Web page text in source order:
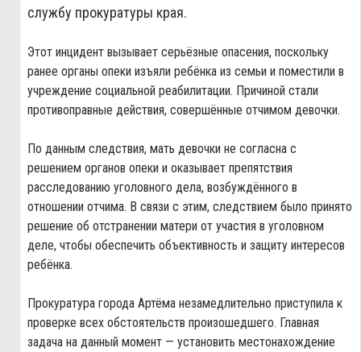
службу прокуратуры края.
Этот инцидент вызывает серьёзные опасения, поскольку
ранее органы опеки изъяли ребёнка из семьи и поместили в
учреждение социальной реабилитации. Причиной стали
противоправные действия, совершённые отчимом девочки.
По данным следствия, мать девочки не согласна с
решением органов опеки и оказывает препятствия
расследованию уголовного дела, возбуждённого в
отношении отчима. В связи с этим, следствием было принято
решение об отстранении матери от участия в уголовном
деле, чтобы обеспечить объективность и защиту интересов
ребёнка.
Прокуратура города Артёма незамедлительно приступила к
проверке всех обстоятельств произошедшего. Главная
задача на данный момент — установить местонахождение